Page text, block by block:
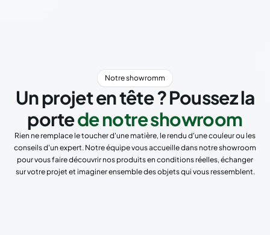
Notre showromm
Un projet en tête ? Poussez la
portede notre showroom
Rien ne remplace le toucher d'une matière, le rendu d'une couleur ou les
conseils d'un expert. Notre équipe vous accueille dans notre showroom
pour vous faire découvrir nos produits en conditions réelles, échanger
sur votre projet et imaginer ensemble des objets qui vous ressemblent.